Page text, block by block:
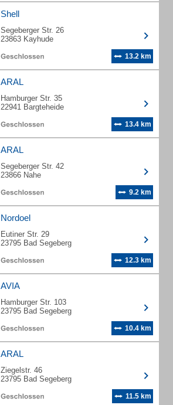
Shell
Segeberger Str. 26
23863 Kayhude
13.2 km
ARAL
Hamburger Str. 35
22941 Bargteheide
13.4 km
ARAL
Segeberger Str. 42
23866 Nahe
9.2 km
Nordoel
Eutiner Str. 29
23795 Bad Segeberg
12.3 km
AVIA
Hamburger Str. 103
23795 Bad Segeberg
10.4 km
ARAL
Ziegelstr. 46
23795 Bad Segeberg
11.5 km